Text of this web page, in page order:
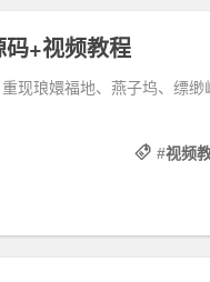
码+视频教程
现琅嬛福地、燕子坞、缥
#视频